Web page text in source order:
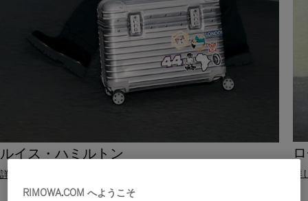
ルイス・ハミルトン
詳しく見る
RIMOWA.COM へようこそ